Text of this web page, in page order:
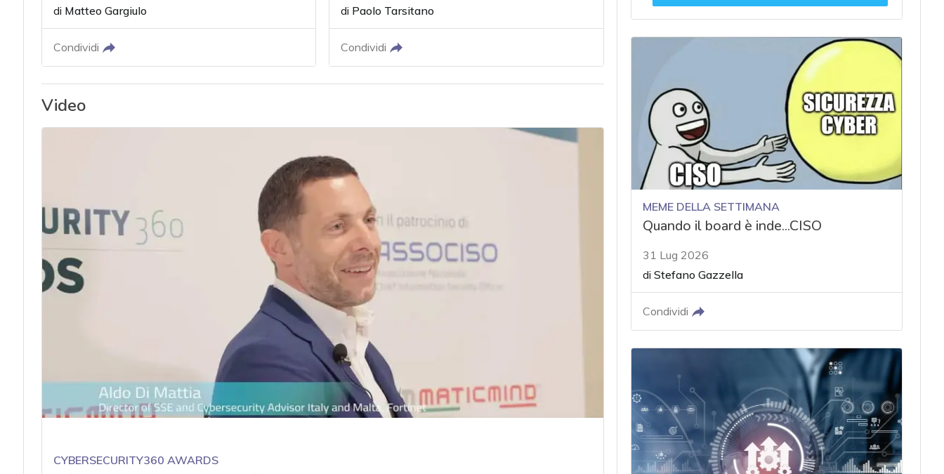
di Matteo Gargiulo
Condividi
di Paolo Tarsitano
Condividi
Video
CYBERSECURITY360 AWARDS
MEME DELLA SETTIMANA
Quando il board è inde...CISO
31 Lug 2026
di Stefano Gazzella
Condividi